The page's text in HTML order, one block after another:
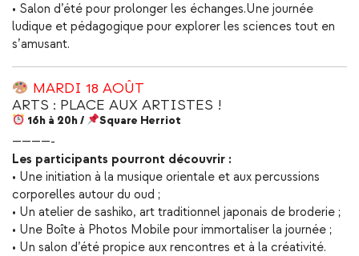
• Salon d’été pour prolonger les échanges.Une journée
ludique et pédagogique pour explorer les sciences tout en
s’amusant.
MARDI 18 AOÛT
ARTS : PLACE AUX ARTISTES !
16h à 20h / Square Herriot
————-
Les participants pourront découvrir :
• Une initiation à la musique orientale et aux percussions
corporelles autour du oud ;
• Un atelier de sashiko, art traditionnel japonais de broderie ;
• Une Boîte à Photos Mobile pour immortaliser la journée ;
• Un salon d’été propice aux rencontres et à la créativité.